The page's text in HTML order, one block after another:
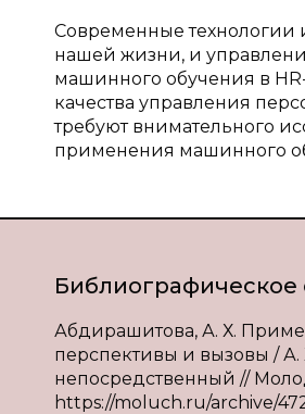
Современные технологии
нашей жизни, и
машинного обучения в
качества управления
требуют внимательного
применения машинного
Библиографическое
Абдирашитова, А. Х.
перспективы и вызовы / А.
непосредственный //
https://moluch.ru/archive/